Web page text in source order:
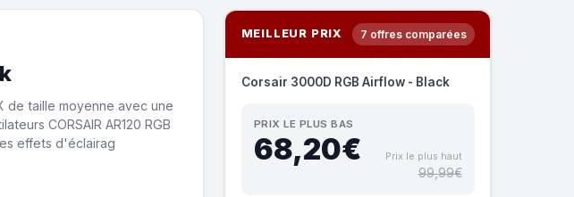
de taille moyenne avec une
CORSAIR AR120 RGB
effets d'éclairag
MEILLEUR PRIX 7 offres comparées
Corsair 3000D RGB Airflow - Black
PRIX LE PLUS BAS
68,20€ Prix le plus haut
99,99€